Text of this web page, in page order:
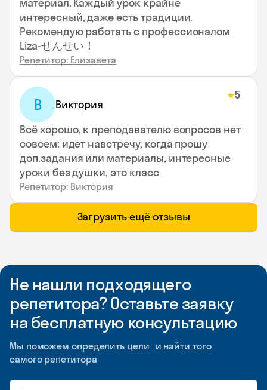
интересный, даже есть традиции.
Рекомендую работать с профессионалом
Liza-せんせい！
Репетитор: Елизавета
В Виктория
★5
Всё хорошо, к преподавателю вопросов нет
совсем: идет навстречу, когда прошу
доп.задания или материалы, интересные
уроки без душки, это класс
Репетитор: Виктория
Загрузить ещё отзывы
Не нашли подходящего
репетитора? Оставьте заявку
на бесплатную консультацию
Мы поможем определить цели и найти того
самого репетитора